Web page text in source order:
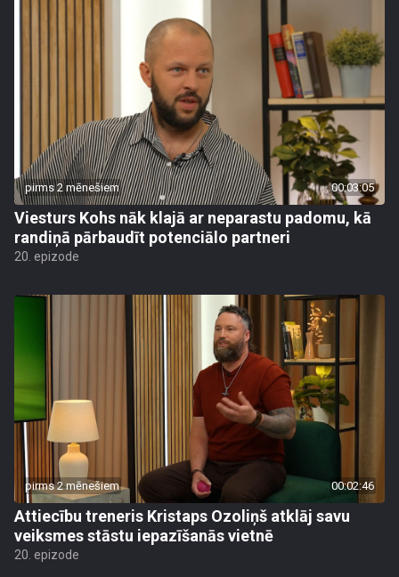
pirms 2 mēnešiem 00:03:05
Viesturs Kohs nāk klajā ar neparastu padomu, kā
randiņā pārbaudīt potenciālo partneri
20. epizode
pirms 2 mēnešiem 00:02:46
Attiecību treneris Kristaps Ozoliņš atklāj savu
veiksmes stāstu iepazīšanās vietnē
20. epizode